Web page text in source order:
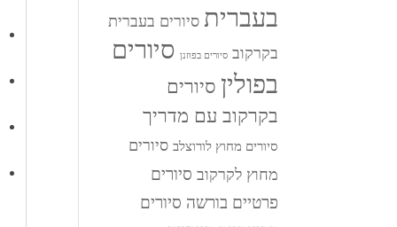
בעברית סיורים בעברית
בקרקוב סיורים בפוזנן
סיורים
בפולין סיורים
בקרקוב עם מדריך
סיורים מחוץ לורוצלב סיורים
מחוץ לקרקוב סיורים
פרטיים בורשה סיורים